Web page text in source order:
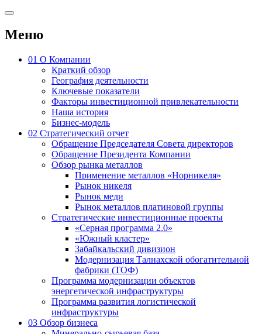
Меню
01 О Компании
Краткий обзор
География деятельности
Ключевые показатели
Факторы инвестиционной привлекательности
Наша история
Бизнес-модель
02 Стратегический отчет
Обращение Председателя Совета директоров
Обращение Президента Компании
Обзор рынка металлов
Применение металлов «Норникеля»
Рынок никеля
Рынок меди
Рынок металлов платиновой группы
Стратегические инвестиционные проекты
«Серная программа 2.0»
«Южный кластер»
Забайкальский дивизион
Модернизация Талнахской обогатительной
фабрики (ТОФ)
Программа модернизации объектов
энергетической инфраструктуры
Программа развития логистической
инфраструктуры
03 Обзор бизнеса